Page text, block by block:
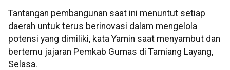
Tantangan pembangunan saat ini menuntut setiap
daerah untuk terus berinovasi dalam mengelola
potensi yang dimiliki, kata Yamin saat menyambut dan
bertemu jajaran Pemkab Gumas di Tamiang Layang,
Selasa.